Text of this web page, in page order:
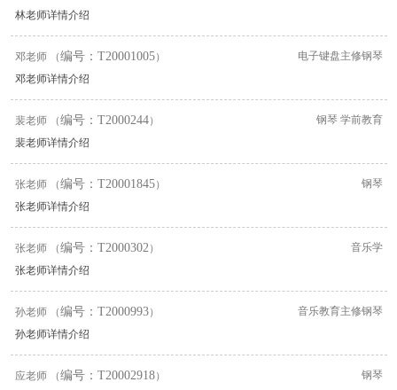
林老师详情介绍
邓老师 （编号：T20001005）
电子键盘主修钢琴
邓老师详情介绍
裴老师 （编号：T2000244）
钢琴 学前教育
裴老师详情介绍
张老师 （编号：T20001845）
钢琴
张老师详情介绍
张老师 （编号：T2000302）
音乐学
张老师详情介绍
孙老师 （编号：T2000993）
音乐教育主修钢琴
孙老师详情介绍
应老师 （编号：T20002918） 钢琴